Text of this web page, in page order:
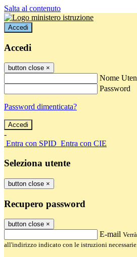
Salta al contenuto
Accedi
Accedi
button close ×
Nome
Password
Password dimenticata?
-
Entra con SPID Entra con CIE
Seleziona utente
button close ×
Recupero password
button close ×
E-mail
all'indirizzo indicato con le istruzioni